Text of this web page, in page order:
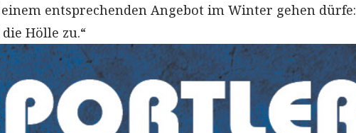
einem entsprechenden Angebot im Winter gehen dürfe:
Hölle zu.“